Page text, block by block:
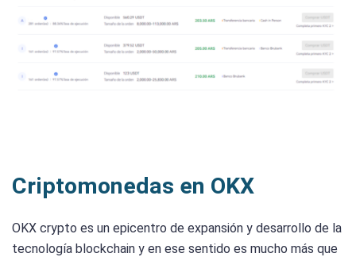
Criptomonedas en OKX
OKX crypto es un epicentro de expansión y desarrollo de la
tecnología blockchain y en ese sentido es mucho más que